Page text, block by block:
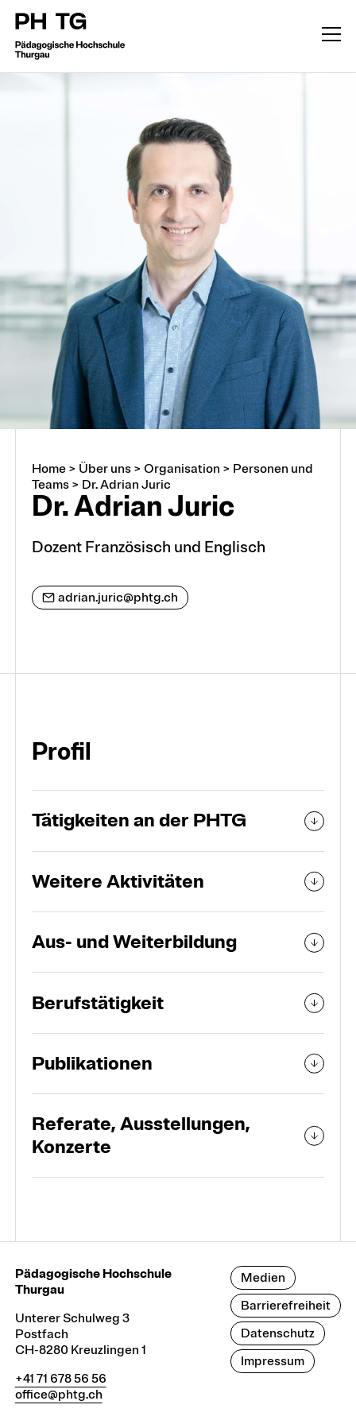
Über uns
Arbeiten an der PHTG
Lehrstellen
Home> Über uns> Organisation > Personen und
Teams> Dr. Adrian Juric
Dr. Adrian Juric
Dozent Französisch und Englisch
adrian.juric@phtg.ch
Profil
Tätigkeiten an der PHTG
Weitere Aktivitäten
Aus- und Weiterbildung
Berufstätigkeit
Publikationen
Referate, Ausstellungen,
Konzerte
Pädagogische Hochschule
Thurgau
Unterer Schulweg 3
Postfach
CH-8280 Kreuzlingen 1
+41 71 678 56 56
office@phtg.ch
Medien
Barrierefreiheit
Datenschutz
Impressum